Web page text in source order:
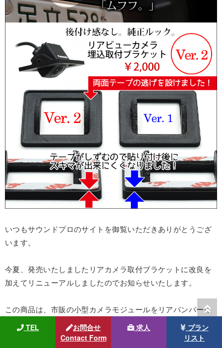
いつもサウンドプロのサイトを御覧いただきありがとうござ
います。
今夏、発売いたしましたリアカメラ取付ブラケットに改良を
加えてリニューアルしましたのでお知らせいたします。
この商品は、市販の小型カメラモジュールをリアバンパーに
埋め込むように取り付けるためのブラケットです。
TEL
お問合せ
Contact Form
求人
プラン
リスト